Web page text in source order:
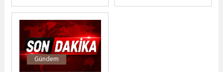
Psikolojik Danışman Özgür
Akoğlan, 20-21 Haziran...
Gündem